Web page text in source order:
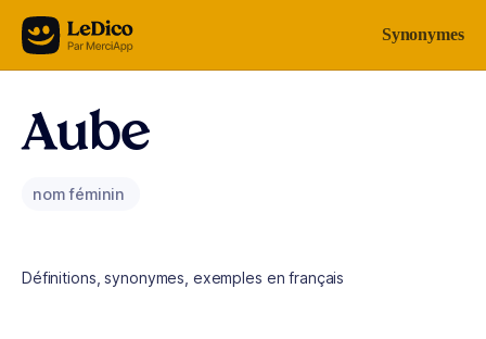
Aller au contenu Synonymes
Aube
nom féminin
Définitions, synonymes, exemples en français